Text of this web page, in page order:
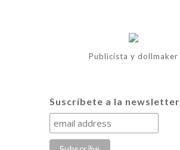
Publicista y dollmaker
Suscríbete a la newsletter